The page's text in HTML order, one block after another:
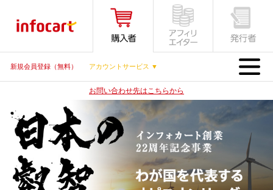
新規会員登録（無料） アカウントサービス ▼ MENU
お問い合わせ先はこちらから